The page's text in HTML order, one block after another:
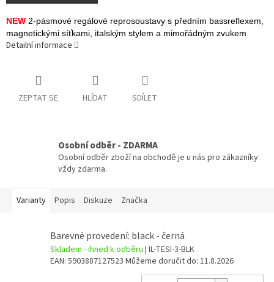
NEW 2-pásmové regálové reprosoustavy s předním bassreflexem,
magnetickými síťkami, italským stylem a mimořádným zvukem
Detailní informace
ZEPTAT SE HLÍDAT SDÍLET
Osobní odběr - ZDARMA
Osobní odběr zboží na obchodě je u nás pro zákazníky
vždy zdarma.
Varianty Popis Diskuze Značka
Barevné provedení: black - černá
Skladem - ihned k odběru | IL-TESI-3-BLK
EAN: 5903887127523 Můžeme doručit do: 11.8.2026